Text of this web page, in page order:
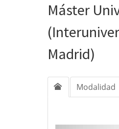
Máster
Madrid)
Modalidad